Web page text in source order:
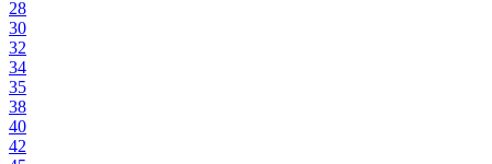
28
30
32
34
35
38
40
42